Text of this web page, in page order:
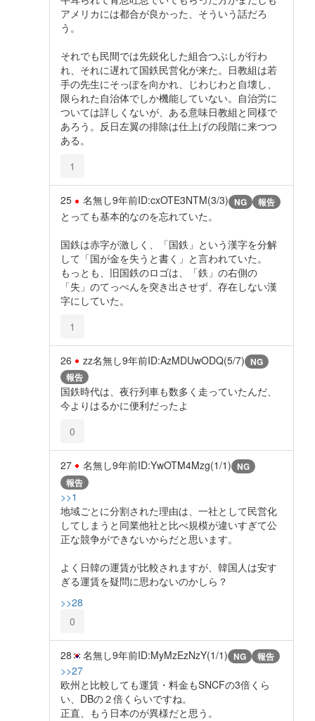
アメリカには都合が良かった、そういう話だろ
う。
それでも民間では先鋭化した組合つぶしが行わ
れ、それに遅れて国鉄民営化が来た。日教組は若
手の先生にそっぽを向かれ、じわじわと自壊し、
限られた自治体でしか機能していない。自治労に
ついては詳しくないが、ある意味日教組と同様で
あろう。反日左翼の排除は仕上げの段階に来つつ
ある。
1
25 名無し9年前ID:cxOTE3NTM(3/3) NG 報告
とっても基本的なのを忘れていた。
国鉄は赤字が激しく、「国鉄」という漢字を分解
して「国が金を失うと書く」と言われていた。
もっとも、旧国鉄のロゴは、「鉄」の右側の
「失」のてっぺんを突き出させず、存在しない漢
字にしていた。
1
26 zz名無し9年前ID:AzMDUwODQ(5/7) NG
報告
国鉄時代は、夜行列車も数多く走っていたんだ、
今よりはるかに便利だったよ
0
27 名無し9年前ID:YwOTM4Mzg(1/1) NG
報告
>>1
地域ごとに分割された理由は、一社として民営化
してしまうと同業他社と比べ規模が違いすぎて公
正な競争ができないからだと思います。
よく日韓の運賃が比較されますが、韓国人は安す
ぎる運賃を疑問に思わないのかしら？
>>28
0
28 名無し9年前ID:MyMzEzNzY(1/1) NG 報告
>>27
欧州と比較しても運賃・料金もSNCFの3倍くら
い、DBの２倍くらいですね。
正直、もう日本のが異様だと思う。